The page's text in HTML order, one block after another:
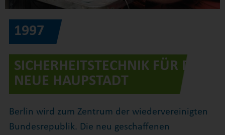
1997
SICHERHEITSTECHNIK FÜR DIE
NEUE HAUPSTADT
Berlin wird zum Zentrum der wiedervereinigten
Bundesrepublik. Die neu geschaffenen